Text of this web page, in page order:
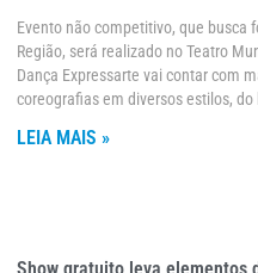
Evento não competitivo, que busca
Região, será realizado no Teatro
Dança Expressarte vai contar com
coreografias em diversos estilos,
LEIA MAIS »